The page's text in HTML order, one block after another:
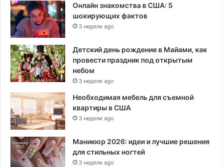
Онлайн знакомства в США: 5
шокирующих фактов
3 недели ago
Детский день рождение в Майами, как
провести праздник под открытым
небом
3 недели ago
Необходимая мебель для съемной
квартиры в США
3 недели ago
Маникюр 2026: идеи и лучшие решения
для стильных ногтей
3 недели ago